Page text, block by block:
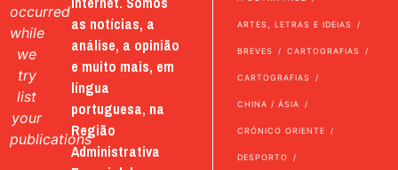
occurred
while
we
try
list
your
publications
as notícias, a
análise, a opinião
e muito mais, em
língua
portuguesa, na
Região
Administrativa
ARTES, LETRAS E IDEIAS
BREVES CARTOGRAFIAS
CARTOGRAFIAS
CHINA / ÁSIA
CRÓNICO ORIENTE
DESPORTO